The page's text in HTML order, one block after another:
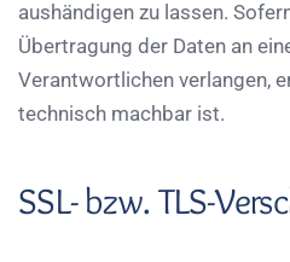
aushändigen zu lassen.
Übertragung der Daten an
Verantwortlichen verlangen,
technisch machbar ist.
SSL- bzw. TLS-